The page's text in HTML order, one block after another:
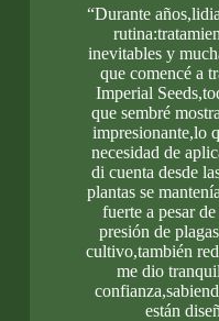
“Durante
inevitables y
que comencé a
Imperial
que sembré
impresionante,lo
necesidad de
di cuenta desde
plantas se
fuerte a pesar
presión de
cultivo,también
me dio
están